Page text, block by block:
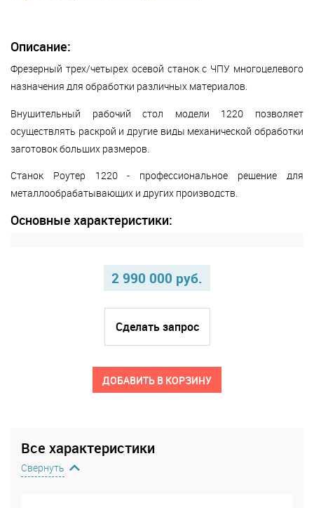
Описание:
Фрезерный трех/четырех осевой станок с ЧПУ многоцелевого
назначения для обработки различных материалов.
Внушительный рабочий стол модели 1220 позволяет
осуществлять раскрой и другие виды механической обработки
заготовок больших размеров.
Станок Роутер 1220 - профессиональное решение для
металлообрабатывающих и других производств.
Основные характеристики:
2 990 000 руб.
Сделать запрос
ДОБАВИТЬ В КОРЗИНУ
Все характеристики
Свернуть